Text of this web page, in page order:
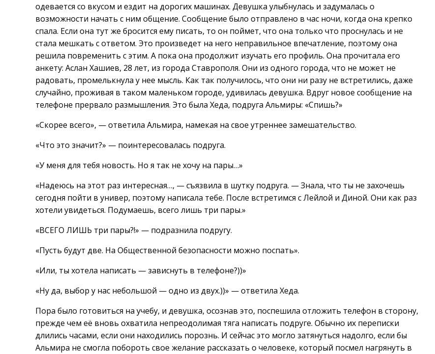
одевается со вкусом и ездит на дорогих машинах. Девушка улыбнулась и задумалась о
возможности начать с ним общение. Сообщение было отправлено в час ночи, когда она крепко
спала. Если она тут же бросится ему писать, то он поймет, что она только что проснулась и не
стала мешкать с ответом. Это произведет на него неправильное впечатление, поэтому она
решила повременить с этим. А пока она продолжит изучать его профиль. Она прочитала его
анкету: Аслан Хашиев, 28 лет, из города Ставрополя. Они из одного города, что не может не
радовать, промелькнула у нее мысль. Как так получилось, что они ни разу не встретились, даже
случайно, проживая в таком маленьком городе, удивилась девушка. Вдруг новое сообщение на
телефоне прервало размышления. Это была Хеда, подруга Альмиры: «Спишь?»
«Скорее всего», — ответила Альмира, намекая на свое утреннее замешательство.
«Что это значит?» — поинтересовалась подруга.
«У меня для тебя новость. Но я так не хочу на пары…»
«Надеюсь на этот раз интересная…, — съязвила в шутку подруга. — Знала, что ты не захочешь
сегодня пойти в универ, поэтому написала тебе. После встретимся с Лейлой и Диной. Они как раз
хотели увидеться. Подумаешь, всего лишь три пары.»
«ВСЕГО ЛИШЬ три пары?!» — подразнила подругу.
«Пусть будут две. На Общественной безопасности можно поспать».
«Или, ты хотела написать — зависнуть в телефоне?))»
«Ну да, выбор у нас небольшой — одно из двух.))» — ответила Хеда.
Пора было готовиться на учебу, и девушка, осознав это, поспешила отложить телефон в сторону,
прежде чем её вновь охватила непреодолимая тяга написать подруге. Обычно их переписки
длились часами, если они находились порознь. И сейчас это могло затянуться надолго, если бы
Альмира не смогла побороть свое желание рассказать о человеке, который посмел нагрянуть в